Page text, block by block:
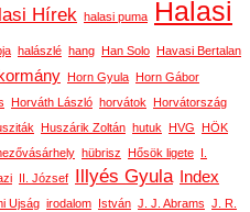
Hírek halasi puma
Halasi
halászlé hang Han Solo Havasi Bertalan
Horn Gyula Horn Gábor
Horváth László horvátok Horvátország
Huszárik Zoltán hutuk HVG HÖK
hübrisz Hősök ligete I.
II. József Illyés Gyula Index
Ujság irodalom István J. J. Abrams J. R.